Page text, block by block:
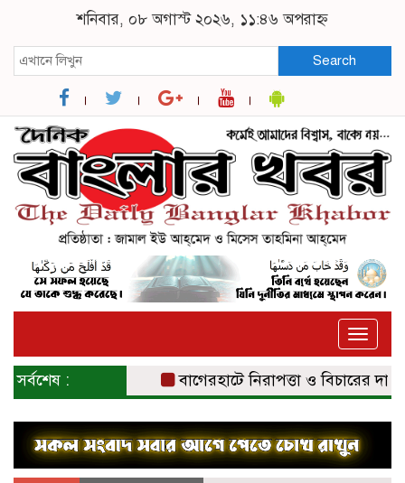
শনিবার, ০৮ অগাস্ট ২০২৬, ১১:৪৬ অপরাহ্ন
Search
Toggle
সর্বশেষ : বাগেরহাটে নিরাপত্তা ও বিচারের